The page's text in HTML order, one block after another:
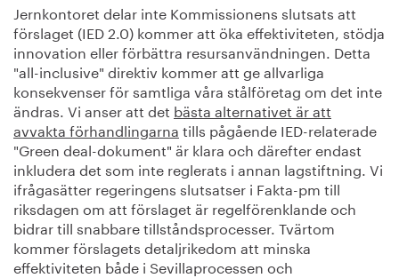
Jernkontoret delar inte Kommissionens slutsats att
förslaget (IED 2.0) kommer att öka effektiviteten, stödja
innovation eller förbättra resursanvändningen. Detta
"all-inclusive" direktiv kommer att ge allvarliga
konsekvenser för samtliga våra stålföretag om det inte
ändras. Vi anser att det bästa alternativet är att
avvakta förhandlingarna tills pågående IED-relaterade
"Green deal-dokument" är klara och därefter endast
inkludera det som inte reglerats i annan lagstiftning. Vi
ifrågasätter regeringens slutsatser i Fakta-pm till
riksdagen om att förslaget är regelförenklande och
bidrar till snabbare tillståndsprocesser. Tvärtom
kommer förslagets detaljrikedom att minska
effektiviteten både i Sevillaprocessen och